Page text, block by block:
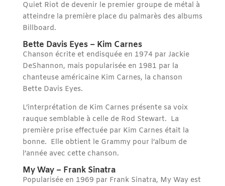
Quiet Riot de devenir le premier groupe de métal à
atteindre la première place du palmarès des albums
Billboard.
Bette Davis Eyes – Kim Carnes
Chanson écrite et endisquée en 1974 par Jackie
DeShannon, mais popularisée en 1981 par la
chanteuse américaine Kim Carnes, la chanson
Bette Davis Eyes.
L’interprétation de Kim Carnes présente sa voix
rauque semblable à celle de Rod Stewart. La
première prise effectuée par Kim Carnes était la
bonne. Elle obtient le Grammy pour l’album de
l’année avec cette chanson.
My Way – Frank Sinatra
Popularisée en 1969 par Frank Sinatra, My Way est